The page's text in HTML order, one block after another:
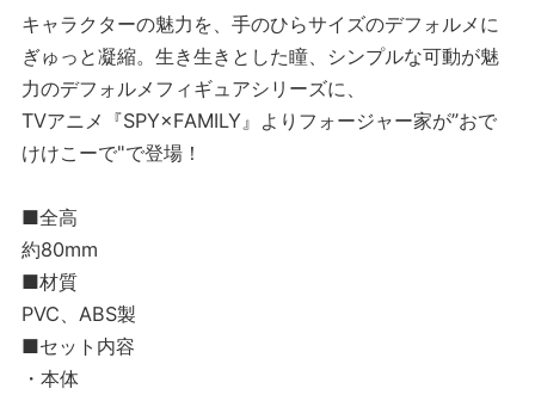
キャラクターの魅力を、手のひらサイズのデフォルメに
ぎゅっと凝縮。生き生きとした瞳、シンプルな可動が魅
力のデフォルメフィギュアシリーズに、
TVアニメ『SPY×FAMILY』よりフォージャー家が”おで
けけこーで"で登場！
■全高
約80mm
■材質
PVC、ABS製
■セット内容
・本体